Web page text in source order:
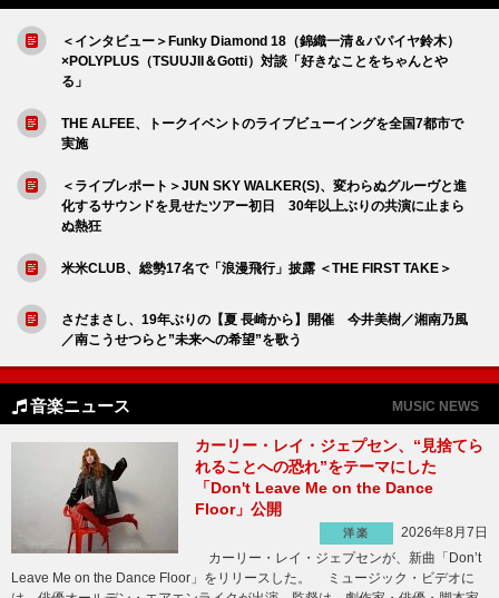
＜インタビュー＞Funky Diamond 18（錦織一清＆パパイヤ鈴木）
×POLYPLUS（TSUUJII＆Gotti）対談「好きなことをちゃんとや
る」
THE ALFEE、トークイベントのライブビューイングを全国7都市で
実施
＜ライブレポート＞JUN SKY WALKER(S)、変わらぬグルーヴと進
化するサウンドを見せたツアー初日 30年以上ぶりの共演に止まら
ぬ熱狂
米米CLUB、総勢17名で「浪漫飛行」披露 ＜THE FIRST TAKE＞
さだまさし、19年ぶりの【夏 長崎から】開催 今井美樹／湘南乃風
／南こうせつらと”未来への希望”を歌う
音楽ニュース MUSIC NEWS
カーリー・レイ・ジェプセン、“見捨てら
れることへの恐れ”をテーマにした
「Don't Leave Me on the Dance
Floor」公開
洋楽
2026年8月7日
カーリー・レイ・ジェプセンが、新曲「Don’t
Leave Me on the Dance Floor」をリリースした。 ミュージック・ビデオに